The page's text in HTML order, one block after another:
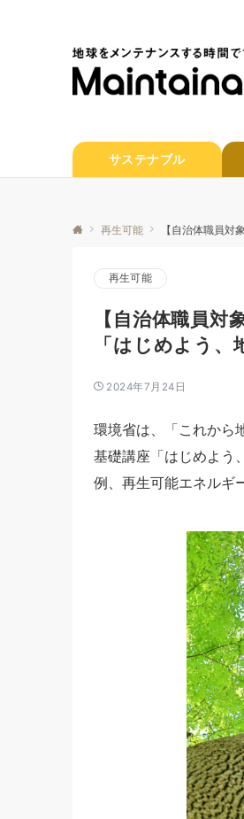
サステナブル
再生可能 【自治体職員対
再生可能
【自治体職員
「はじめよう
2024年7月24日
環境省は、「これから
基礎講座「はじめよう
例、再生可能エネルギ